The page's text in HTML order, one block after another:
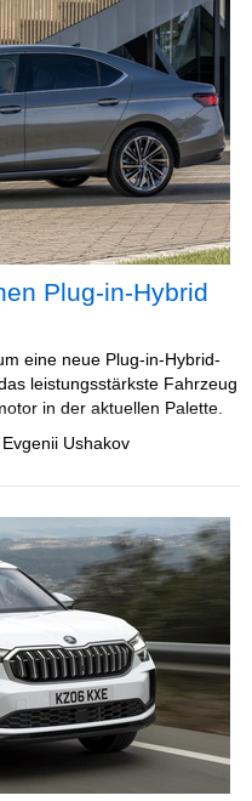
Plug-in-Hybrid
eine neue Plug-in-Hybrid-
leistungsstärkste Fahrzeug
in der aktuellen Palette.
Evgenii Ushakov